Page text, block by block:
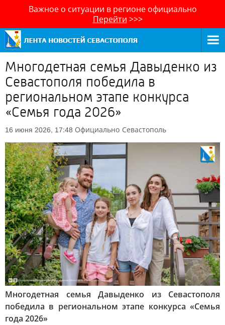
Важное о ситуации в регионе официально
Перейти >>>
Многодетная семья Давыденко из
Севастополя победила в
региональном этапе конкурса
«Семья года 2026»
16 июня 2026, 17:48 Официально Севастополь
Многодетная семья Давыденко из Севастополя
победила в региональном этапе конкурса «Семья
года 2026»